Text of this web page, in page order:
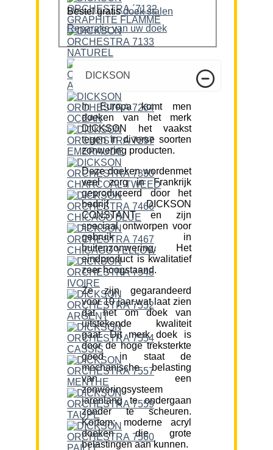
Bestel gratis doek stalen
Reparatie van uw doek
DICKSON
In Europa komt men
doeken van het merk
DICKSON het vaakst
tegen in diverse soorten
zonwering producten.
Deze doeken wordenmet
veel zorg in Frankrijk
geproduceerd door het
bedrijf DICKSON
CONSTANT en zijn
speciaal ontworpen voor
gebruik in
buitenzonwering. Het
eindproduct is kwalitatief
zeer hoogstaand.
Ze zijn gegarandeerd
voor 10 jaar,wat laat zien
dat het om doek van
uitstekende kwaliteit
gaat. Dit merk doek is
door de hoge treksterkte
goed in staat de
mechanische belasting
van een
zonweringsysteem
jarenlang te ondergaan
zonder te scheuren.
Kortom; moderne acryl
doeken die grote
belastingen aan kunnen.